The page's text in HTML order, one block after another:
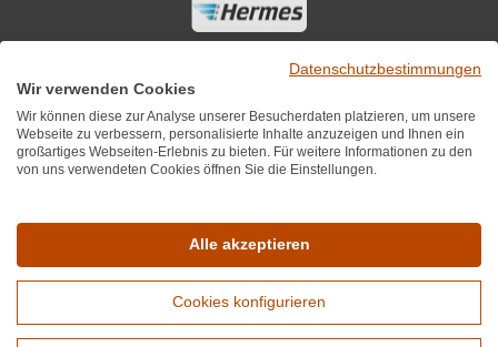
*Alle Preise inkl. MwST zzgl. 5,90€ Versandkosten je Winzer.
Datenschutzbestimmungen
Wir verwenden Cookies
Wir können diese zur Analyse unserer Besucherdaten platzieren, um unsere
Webseite zu verbessern, personalisierte Inhalte anzuzeigen und Ihnen ein
großartiges Webseiten-Erlebnis zu bieten. Für weitere Informationen zu den
von uns verwendeten Cookies öffnen Sie die Einstellungen.
Alle akzeptieren
Cookies konfigurieren